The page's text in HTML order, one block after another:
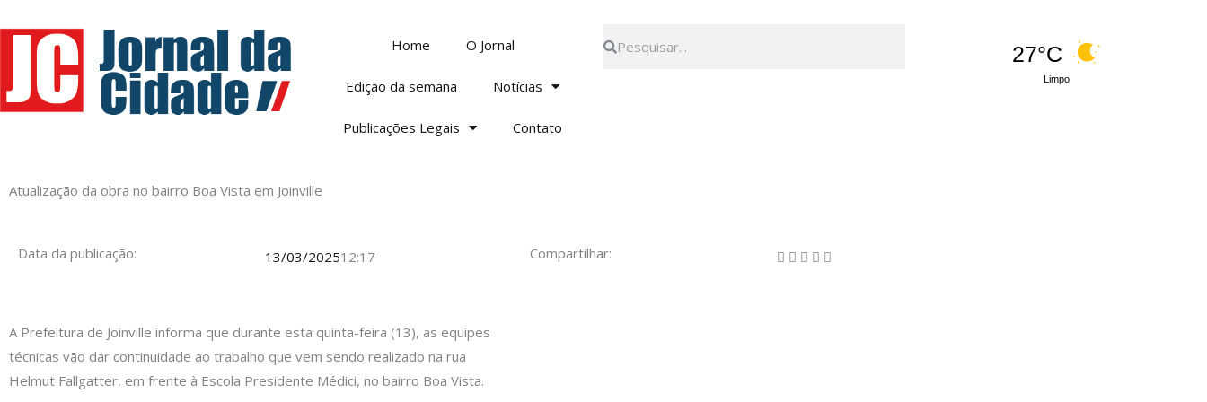
para
conteúdo
Home O Jornal
Edição da semana Notícias
Publicações Legais Contato
27°C
Limpo
Atualização da obra no bairro Boa Vista em Joinville
Data da publicação: 13/03/202512:17
A Prefeitura de Joinville informa que durante esta quinta-feira (13), as equipes
técnicas vão dar continuidade ao trabalho que vem sendo realizado na rua
Helmut Fallgatter, em frente à Escola Presidente Médici, no bairro Boa Vista.
Compartilhar: